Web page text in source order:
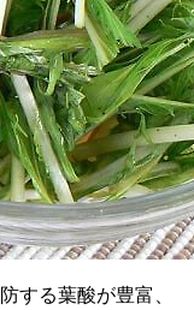
する葉酸が豊富、